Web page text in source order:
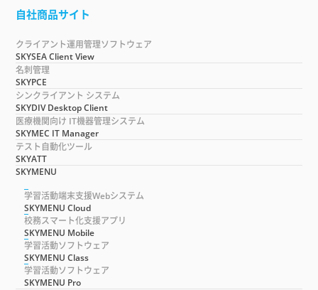
自社商品サイト
クライアント運用管理ソフトウェア
SKYSEA Client View
名刺管理
SKYPCE
シンクライアント システム
SKYDIV Desktop Client
医療機関向け IT機器管理システム
SKYMEC IT Manager
テスト自動化ツール
SKYATT
SKYMENU
学習活動端末支援Webシステム
SKYMENU Cloud
校務スマート化支援アプリ
SKYMENU Mobile
学習活動ソフトウェア
SKYMENU Class
学習活動ソフトウェア
SKYMENU Pro